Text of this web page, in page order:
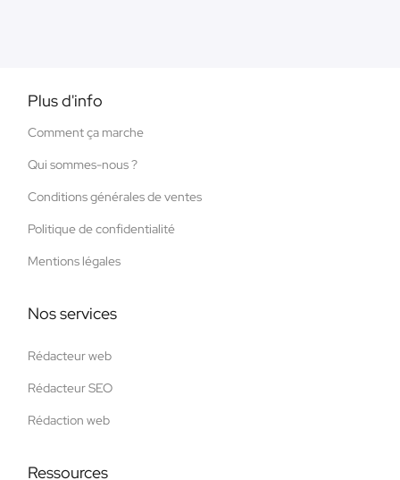
Plus d'info
Comment ça marche
Qui sommes-nous ?
Conditions générales de ventes
Politique de confidentialité
Mentions légales
Nos services
Rédacteur web
Rédacteur SEO
Rédaction web
Ressources